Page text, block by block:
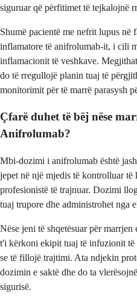
siguruar që përfitimet të tejkalojnë
Shumë pacientë me nefrit lupus në
inflamatore të anifrolumab-it, i cili
inflamacionit të veshkave.
do të rregullojë planin tuaj të
monitorimit për të marrë parasysh
Çfarë duhet të bëj nëse
Anifrolumab?
Mbi-dozimi i anifrolumab është
jepet në një mjedis të kontrolluar të
profesionistë të trajnuar. Dozimi
tuaj trupore dhe administrohet nga
Nëse jeni të shqetësuar për
t'i kërkoni ekipit tuaj të infuzionit
se të fillojë trajtimi. Ata ndjekin
dozimin e saktë dhe do ta
sigurisë.